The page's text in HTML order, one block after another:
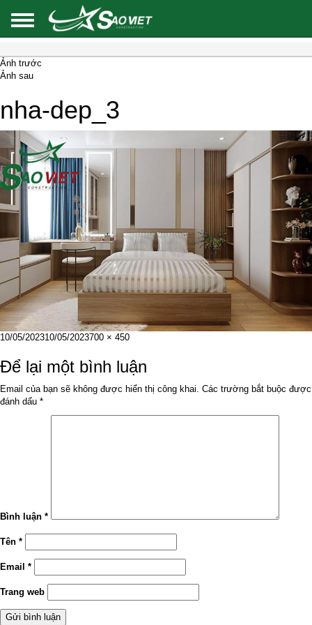
Ảnh trước
Ảnh sau
nha-dep_3
Đăng
ngày
10/05/202310/05/2023Kích
đầy
đủ
700 × 450
Để lại một bình luận
Email của bạn sẽ không được hiển thị công khai. Các trường bắt buộc được
đánh dấu *
Bình luận *
Tên *
Email *
Trang web